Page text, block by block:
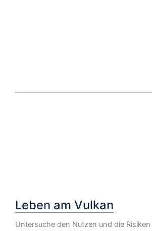
Leben am Vulkan
Untersuche den Nutzen und die